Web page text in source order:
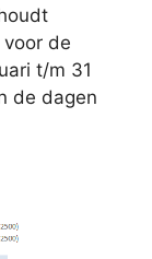
de
t/m 31
de dagen